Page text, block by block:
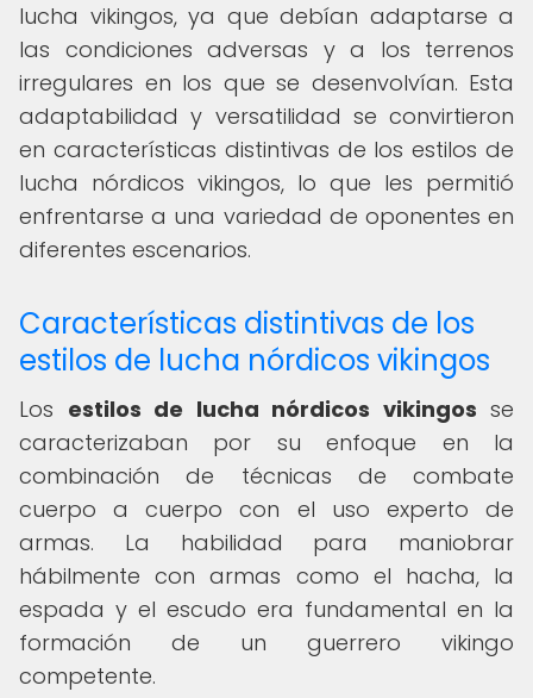
lucha vikingos, ya que debían adaptarse a
las condiciones adversas y a los terrenos
irregulares en los que se desenvolvían. Esta
adaptabilidad y versatilidad se convirtieron
en características distintivas de los estilos de
lucha nórdicos vikingos, lo que les permitió
enfrentarse a una variedad de oponentes en
diferentes escenarios.
Características distintivas de los
estilos de lucha nórdicos vikingos
Los estilos de lucha nórdicos vikingos se
caracterizaban por su enfoque en la
combinación de técnicas de combate
cuerpo a cuerpo con el uso experto de
armas. La habilidad para maniobrar
hábilmente con armas como el hacha, la
espada y el escudo era fundamental en la
formación de un guerrero vikingo
competente.